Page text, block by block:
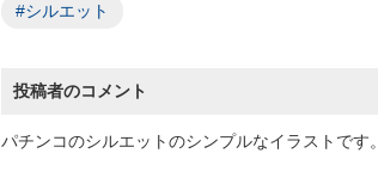
#シルエット
投稿者のコメント
パチンコのシルエットのシンプルなイラストです。